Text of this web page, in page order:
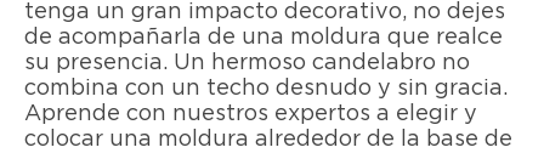
tenga un gran impacto decorativo, no dejes
de acompañarla de una moldura que realce
su presencia. Un hermoso candelabro no
combina con un techo desnudo y sin gracia.
Aprende con nuestros expertos a elegir y
colocar una moldura alrededor de la base de